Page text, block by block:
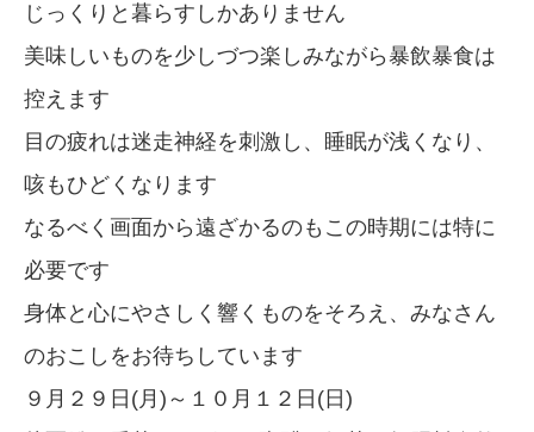
じっくりと暮らすしかありません
美味しいものを少しづつ楽しみながら暴飲暴食は
控えます
目の疲れは迷走神経を刺激し、睡眠が浅くなり、
咳もひどくなります
なるべく画面から遠ざかるのもこの時期には特に
必要です
身体と心にやさしく響くものをそろえ、みなさん
のおこしをお待ちしています
９月２９日(月)～１０月１２日(日)